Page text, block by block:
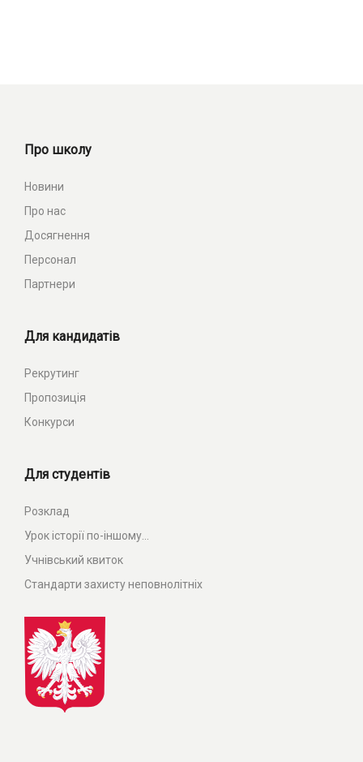
Про школу
Новини
Про нас
Досягнення
Персонал
Партнери
Для кандидатів
Рекрутинг
Пропозиція
Конкурси
Для студентів
Розклад
Урок історії по-іншому...
Учнівський квиток
Стандарти захисту неповнолітніх